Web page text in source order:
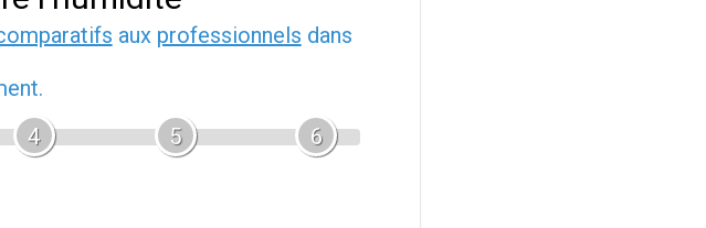
aux professionnels dans
4 5 6